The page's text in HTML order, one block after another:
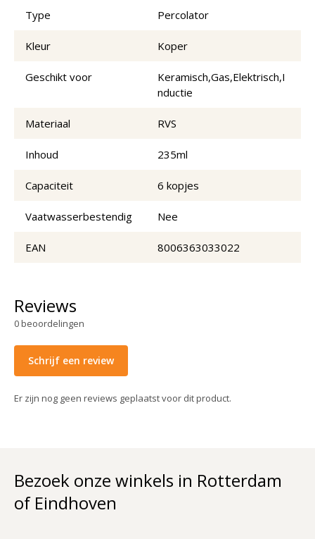
Type Percolator
Kleur Koper
Geschikt voor
Keramisch,Gas,Elektrisch,I
nductie
Materiaal RVS
Inhoud 235ml
Capaciteit 6 kopjes
Vaatwasserbestendig Nee
EAN 8006363033022
Reviews
0beoordelingen
Schrijf een review
Er zijn nog geen reviews geplaatst voor dit product.
Bezoek onze winkels in Rotterdam
of Eindhoven